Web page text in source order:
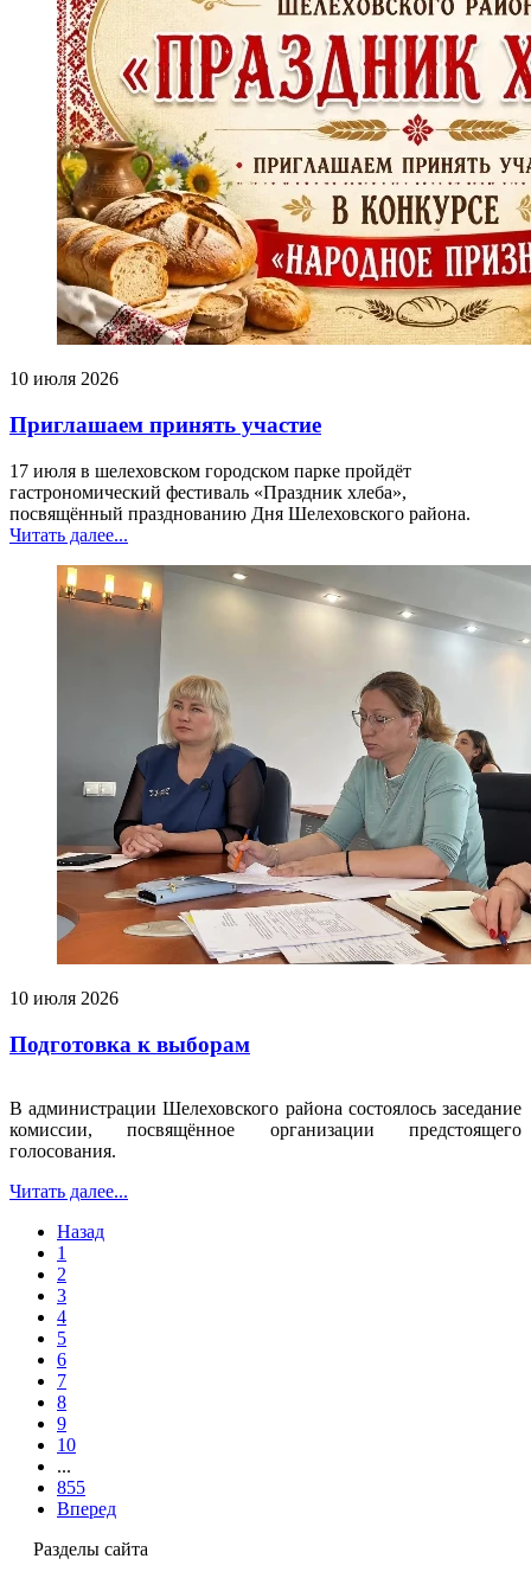
10 июля 2026
Приглашаем принять участие
17 июля в шелеховском городском парке пройдёт
гастрономический фестиваль «Праздник хлеба»,
посвящённый празднованию Дня Шелеховского района.
Читать далее...
10 июля 2026
Подготовка к выборам
В администрации Шелеховского района состоялось заседание
комиссии, посвящённое организации предстоящего
голосования.
Читать далее...
Назад
1
2
3
4
5
6
7
8
9
10
...
855
Вперед
Разделы сайта